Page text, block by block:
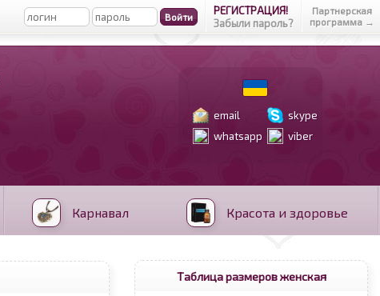
РЕГИСТРАЦИЯ!
Забыли пароль?
Партнерская
программа →
email
skype
whatsapp
viber
Карнавал Красота и здоровье
Таблица размеров женская